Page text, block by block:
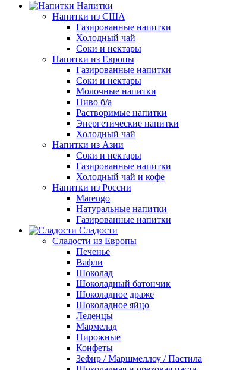
Напитки
Напитки из США
Газированные напитки
Холодный чай
Соки и нектары
Напитки из Европы
Газированные напитки
Соки и нектары
Молочные напитки
Пиво б/а
Растворимые напитки
Энергетические напитки
Холодный чай
Напитки из Азии
Соки и нектары
Газированные напитки
Холодный чай и кофе
Напитки из России
Marengo
Натуральные напитки
Газированные напитки
Сладости
Сладости из Европы
Печенье
Вафли
Шоколад
Шоколадный батончик
Шоколадное драже
Шоколадное яйцо
Леденцы
Мармелад
Пирожные
Конфеты
Зефир / Маршмеллоу / Пастила